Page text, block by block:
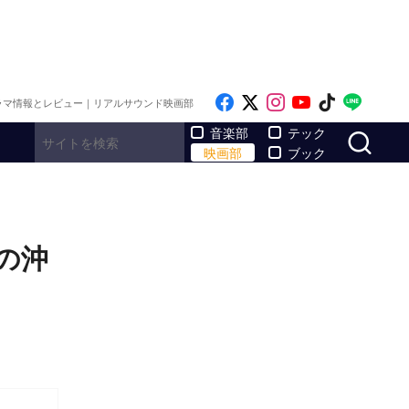
情報とレビュー｜リアルサウンド映画部 Like on Facebook
Follow on x
Follow on
Follow on
Follow
音楽部
映画部
テック
ブック
沖